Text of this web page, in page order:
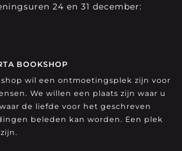
24 en 31 december:
BOOKSHOP
wil een ontmoetingsplek zijn voor
We willen een plaats zijn waar u
de liefde voor het geschreven
beleden kan worden. Een plek